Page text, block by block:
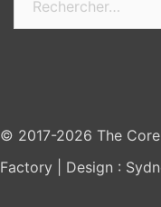
© 2017-2026 The
Factory
Design :